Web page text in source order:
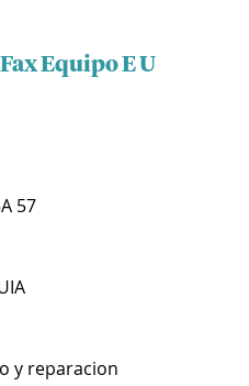
Equipo E U
57
y reparacion